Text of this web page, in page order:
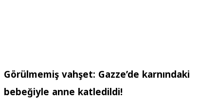
Görülmemiş vahşet: Gazze’de karnındaki
bebeğiyle anne katledildi!